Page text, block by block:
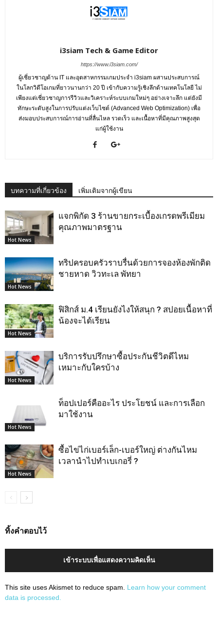
i3siam Tech & Game Editor
https://www.i3siam.com/
ผู้เชี่ยวชาญด้าน IT และอุตสาหกรรมเกมประจำ i3siam ผสานประสบการณ์
ในโลกวิดีโอเกมที่ยาวนานกว่า 20 ปี เข้ากับความรู้เชิงลึกด้านเทคโนโลยี ไม่
เพียงแต่เชี่ยวชาญการรีวิวและวิเคราะห์ระบบเกมใหม่ๆ อย่างเจาะลึก แต่ยังมี
ทักษะระดับสูงในการปรับแต่งเว็บไซต์ (Advanced Web Optimization) เพื่อ
ส่งมอบประสบการณ์การอ่านที่ลื่นไหล รวดเร็ว และเนื้อหาที่มีคุณภาพสูงสุด
แก่ผู้ใช้งาน
บทความที่เกี่ยวข้อง เพิ่มเติมจากผู้เขียน
Hot News
แจกพิกัด 3 ร้านขายกระเบื้องเกรดพรีเมียม
คุณภาพมาตรฐาน
Hot News
ทริปครอบครัวราบรื่นด้วยการจองห้องพักติด
ชายหาด วิวทะเล พัทยา
Hot News
ฟิสิกส์ ม.4 เรียนยังไงให้สนุก ? สปอยเนื้อหาที่
น้องจะได้เรียน
Hot News
บริการรับปรึกษาซื้อประกันชีวิตดีไหม
เหมาะกับใครบ้าง
Hot News
ท็อปเปอร์คืออะไร ประโยชน์ และการเลือก
มาใช้งาน
Hot News
ซื้อไข่ไก่เบอร์เล็ก-เบอร์ใหญ่ ต่างกันไหม
เวลานำไปทำเบเกอรี่ ?
ทิ้งคำตอบไว้
เข้าระบบเพื่อแสดงความคิดเห็น
This site uses Akismet to reduce spam. Learn how your comment
data is processed.